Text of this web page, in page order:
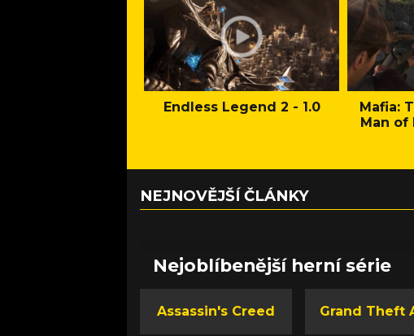
Endless Legend 2 - 1.0
Mafia:
Man of
NEJNOVĚJŠÍ ČLÁNKY
Nejoblíbenější herní série
Assassin's Creed Grand Theft